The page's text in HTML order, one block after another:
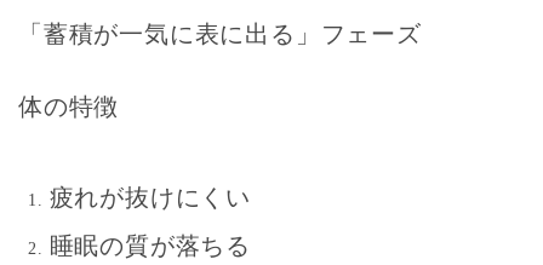
「蓄積が一気に表に出る」フェーズ
体の特徴
疲れが抜けにくい
睡眠の質が落ちる